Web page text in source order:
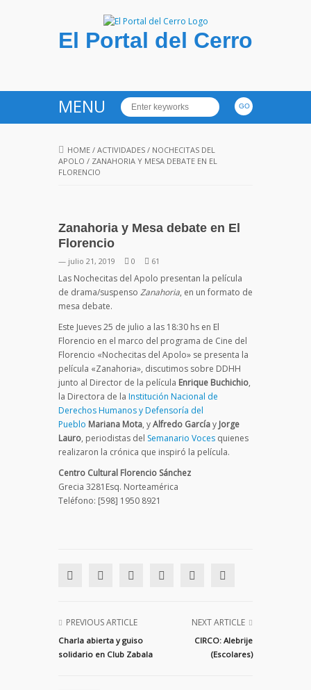
El Portal del Cerro
MENU
HOME / ACTIVIDADES / NOCHECITAS DEL
APOLO / ZANAHORIA Y MESA DEBATE EN EL
FLORENCIO
Zanahoria y Mesa debate en El
Florencio
— julio 21, 2019 0 61
Las Nochecitas del Apolo presentan la película
de drama/suspenso Zanahoria, en un formato de
mesa debate.
Este Jueves 25 de julio a las 18:30 hs en El
Florencio en el marco del programa de Cine del
Florencio «Nochecitas del Apolo» se presenta la
película «Zanahoria», discutimos sobre DDHH
junto al Director de la película Enrique Buchichio,
la Directora de la Institución Nacional de
Derechos Humanos y Defensoría del
Pueblo Mariana Mota, yAlfredo Garcíay Jorge
Lauro, periodistas del Semanario Voces quienes
realizaron la crónica que inspiró la película.
Centro Cultural Florencio Sánchez
Grecia 3281Esq. Norteamérica
Teléfono: [598] 1950 8921
PREVIOUS ARTICLE
Charla abierta y guiso
solidario en Club Zabala
NEXT ARTICLE
CIRCO: Alebrije
(Escolares)